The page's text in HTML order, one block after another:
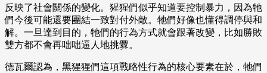
反映了社會關係的變化。猩猩們似乎知道要控制暴力，因為牠
們今後可能還要團結一致對付外敵。牠們好像也懂得調停與和
解。一旦達到目的，牠們的行為方式就會跟著改變，比如勝敗
雙方都不會再咄咄逼人地挑釁。
德瓦爾認為，黑猩猩們這項戰略性行為的核心要素在於，牠們